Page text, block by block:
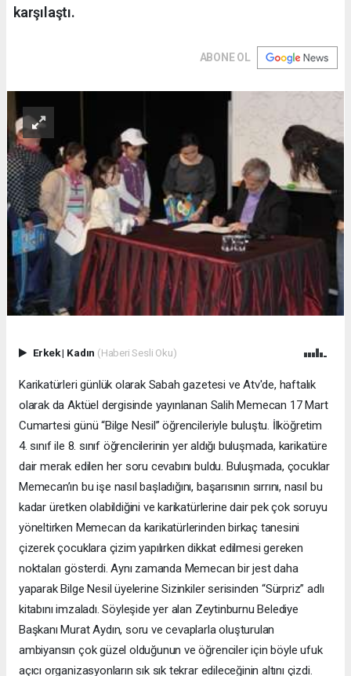
karşılaştı.
ABONE OL
Erkek| Kadın (Haberi Sesli Oku)
Karikatürleri günlük olarak Sabah gazetesi ve Atv'de, haftalık
olarak da Aktüel dergisinde yayınlanan Salih Memecan 17 Mart
Cumartesi günü “Bilge Nesil” öğrencileriyle buluştu. İlköğretim
4. sınıf ile 8. sınıf öğrencilerinin yer aldığı buluşmada, karikatüre
dair merak edilen her soru cevabını buldu. Buluşmada, çocuklar
Memecan’ın bu işe nasıl başladığını, başarısının sırrını, nasıl bu
kadar üretken olabildiğini ve karikatürlerine dair pek çok soruyu
yöneltirken Memecan da karikatürlerinden birkaç tanesini
çizerek çocuklara çizim yapılırken dikkat edilmesi gereken
noktaları gösterdi. Aynı zamanda Memecan bir jest daha
yaparak Bilge Nesil üyelerine Sizinkiler serisinden “Sürpriz” adlı
kitabını imzaladı. Söyleşide yer alan Zeytinburnu Belediye
Başkanı Murat Aydın, soru ve cevaplarla oluşturulan
ambiyansın çok güzel olduğunun ve öğrenciler için böyle ufuk
açıcı organizasyonların sık sık tekrar edileceğinin altını çizdi.